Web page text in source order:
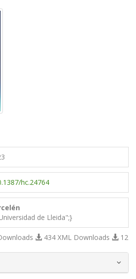
hc.24764
de Lleida";}
434 XML Downloads 12